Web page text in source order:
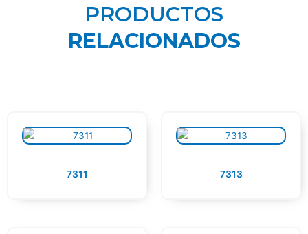
PRODUCTOS
RELACIONADOS
7311 7313